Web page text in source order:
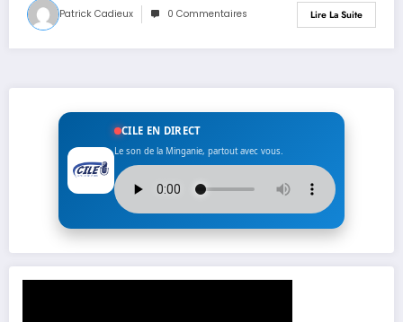
Patrick Cadieux 0 Commentaires Lire La Suite
CILE EN DIRECT
Le son de la Minganie, partout avec vous.